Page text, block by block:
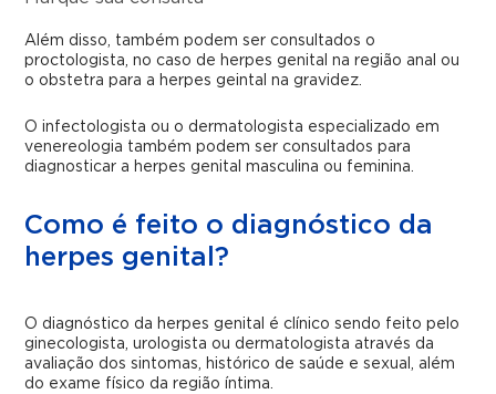
Além disso, também podem ser consultados o
proctologista, no caso de herpes genital na região anal ou
o obstetra para a herpes geintal na gravidez.
O infectologista ou o dermatologista especializado em
venereologia também podem ser consultados para
diagnosticar a herpes genital masculina ou feminina.
Como é feito o diagnóstico da
herpes genital?
O diagnóstico da herpes genital é clínico sendo feito pelo
ginecologista, urologista ou dermatologista através da
avaliação dos sintomas, histórico de saúde e sexual, além
do exame físico da região íntima.